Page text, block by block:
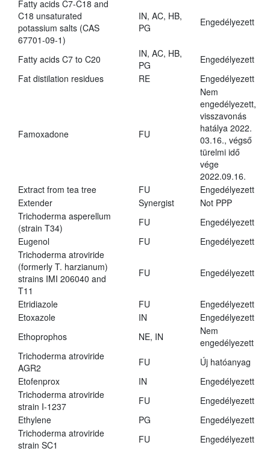
Fatty acids C7-C18 and
C18 unsaturated
potassium salts (CAS
67701-09-1)
IN, AC, HB,
PG
Engedélyezett
Fatty acids C7 to C20
IN, AC, HB,
PG
Engedélyezett
Fat distilation residues
RE Engedélyezett
Famoxadone FU
Nem
engedélyezett,
visszavonás
hatálya 2022.
03.16., végső
türelmi idő
vége
2022.09.16.
Extract from tea tree
FU
Engedélyezett
Extender
Synergist
Not PPP
Trichoderma asperellum
(strain T34)
FU
Engedélyezett
Eugenol
FU
Engedélyezett
Trichoderma atroviride
(formerly T. harzianum)
strains IMI 206040 and
T11
FU Engedélyezett
Etridiazole FU
Engedélyezett
Etoxazole
IN
Engedélyezett
Ethoprophos
NE, IN
Nem
engedélyezett
Trichoderma atroviride
AGR2
FU
Új hatóanyag
Etofenprox
IN
Engedélyezett
Trichoderma atroviride
strain I-1237
FU
Engedélyezett
Ethylene
PG
Engedélyezett
Trichoderma atroviride
strain SC1
FU
Engedélyezett